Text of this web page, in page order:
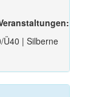
Ü40 | Silberne